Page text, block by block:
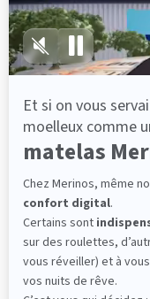
Fabrication
101 nuits